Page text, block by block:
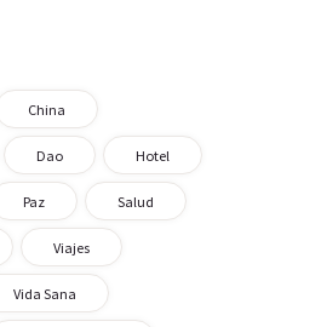
China
Dao Hotel
Paz Salud
Viajes
Vida Sana